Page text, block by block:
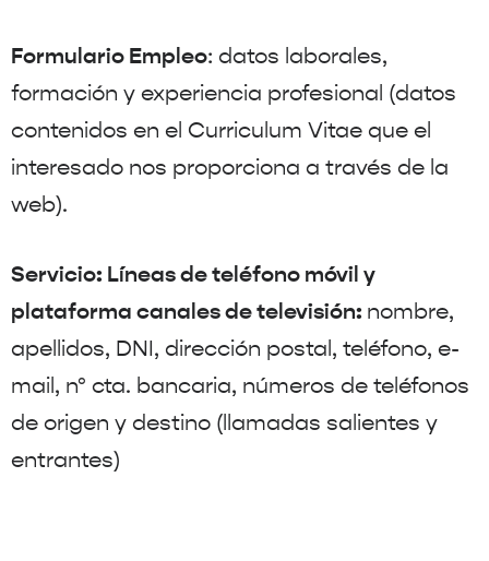
Formulario Empleo: datos laborales,
formación y experiencia profesional (datos
contenidos en el Curriculum Vitae que el
interesado nos proporciona a través de la
web).
Servicio: Líneas de teléfono móvil y
plataforma canales de televisión: nombre,
apellidos, DNI, dirección postal, teléfono, e-
mail, nº cta. bancaria, números de teléfonos
de origen y destino (llamadas salientes y
entrantes)